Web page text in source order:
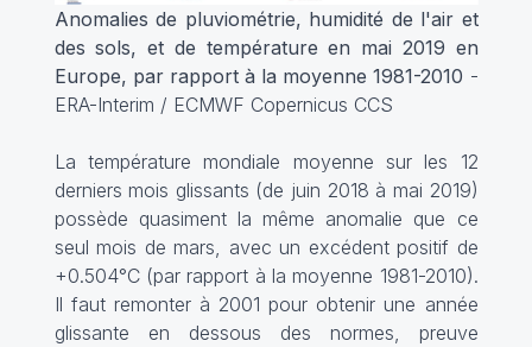
Anomalies de pluviométrie, humidité de l'air et
des sols, et de température en mai 2019 en
Europe, par rapport à la moyenne 1981-2010 -
ERA-Interim / ECMWF Copernicus CCS
La température mondiale moyenne sur les 12
derniers mois glissants (de juin 2018 à mai 2019)
possède quasiment la même anomalie que ce
seul mois de mars, avec un excédent positif de
+0.504°C (par rapport à la moyenne 1981-2010).
Il faut remonter à 2001 pour obtenir une année
glissante en dessous des normes, preuve